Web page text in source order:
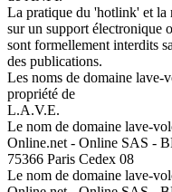
La pratique du 'hotlink' et la
sur un support électronique
sont formellement interdits
des publications.
Les noms de domaine lave-
propriété de
L.A.V.E.
Le nom de domaine lave-
Online.net - Online SAS -
75366 Paris Cedex 08
Le nom de domaine lave-